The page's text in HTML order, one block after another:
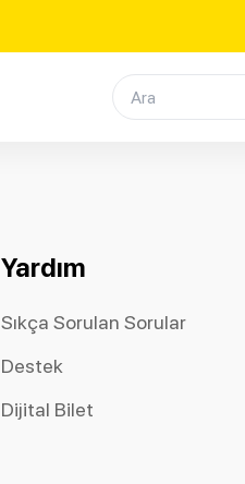
Yardım
Sıkça Sorulan Sorular
Destek
Dijital Bilet